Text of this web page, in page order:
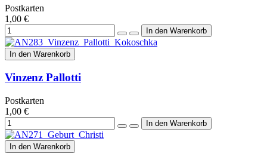
Postkarten
1,00 €
In den Warenkorb
Vinzenz Pallotti
Postkarten
1,00 €
In den Warenkorb